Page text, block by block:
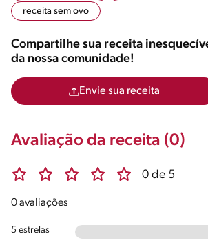
receita sem ovo
Compartilhe sua receita
da nossa comunidade!
Envie sua receita
Avaliação da receita (0)
0 de 5
0 avaliações
5 estrelas